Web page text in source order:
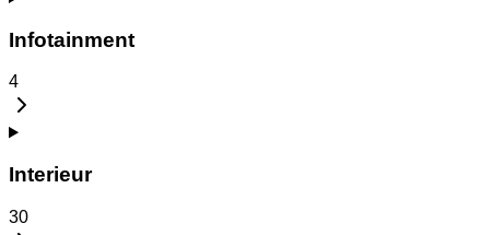
Infotainment
4
Interieur
30